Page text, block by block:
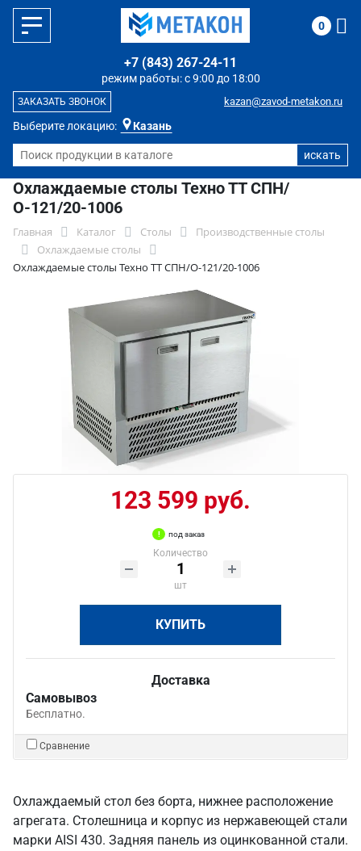
Выберите локацию: Казань
режим работы: с 9:00 до 18:00
+7 (843) 267-24-11
kazan@zavod-metakon.ru
ЗАКАЗАТЬ ЗВОНОК
0
Охлаждаемые столы Техно ТТ СПН/
О-121/20-1006
Главная Каталог Столы
Производственные столы
Охлаждаемые столы
Охлаждаемые столы Техно ТТ СПН/О-121/20-1006
123 599 руб.
под заказ
Количество
шт
КУПИТЬ
Доставка
Самовывоз
Бесплатно.
Сравнение
Охлаждаемый стол без борта, нижнее расположение
агрегата. Столешница и корпус из нержавеющей стали
марки AISI 430. Задняя панель из оцинкованной стали.